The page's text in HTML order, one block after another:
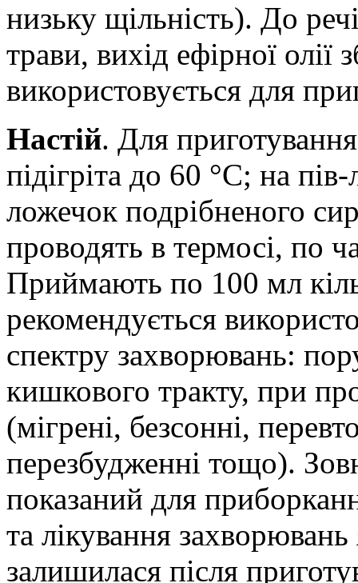
низьку щільність). До
трави, вихід ефірної олії
використовується для
Настій. Для
підігріта до 60 °C; на
ложечок подрібненого
проводять в термосі, по
Приймають по 100 мл
рекомендується
спектру захворювань:
кишкового тракту, при
(мігрені, безсонні,
перезбудженні тощо).
показаний для
та лікування
залишилася після